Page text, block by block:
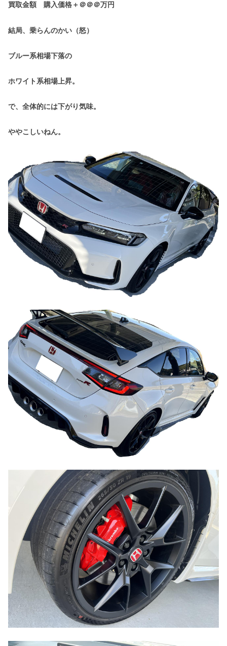
買取金額 購入価格＋＠＠＠万円
結局、乗らんのかい（怒）
ブルー系相場下落の
ホワイト系相場上昇。
で、全体的には下がり気味。
ややこしいねん。